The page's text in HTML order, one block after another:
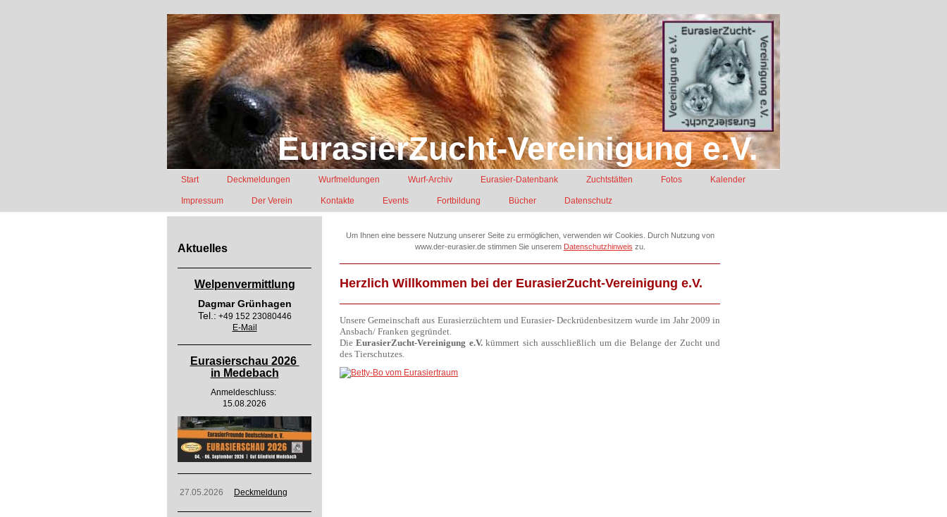
EurasierZucht-Vereinigung e.V.
Start Deckmeldungen Wurfmeldungen Wurf-Archiv Eurasier-Datenbank Zuchtstätten Fotos Kalender
Impressum Der Verein Kontakte Events Fortbildung Bücher Datenschutz
Aktuelles
Welpenvermittlung
Dagmar Grünhagen
Tel.: +49 152 23080446
E-Mail
Eurasierschau 2026
in Medebach
Anmeldeschluss:
15.08.2026
27.05.2026 Deckmeldung
Um Ihnen eine bessere Nutzung unserer Seite zu ermöglichen, verwenden wir Cookies. Durch Nutzung von
www.der-eurasier.de stimmen Sie unserem Datenschutzhinweis zu.
Herzlich Willkommen bei der EurasierZucht-Vereinigung e.V.
Unsere Gemeinschaft aus Eurasierzüchtern und Eurasier- Deckrüdenbesitzern wurde im Jahr 2009 in
Ansbach/ Franken gegründet.
DieEurasierZucht-Vereinigung e.V.kümmert sich ausschließlich um die Belange der Zucht und
des Tierschutzes.